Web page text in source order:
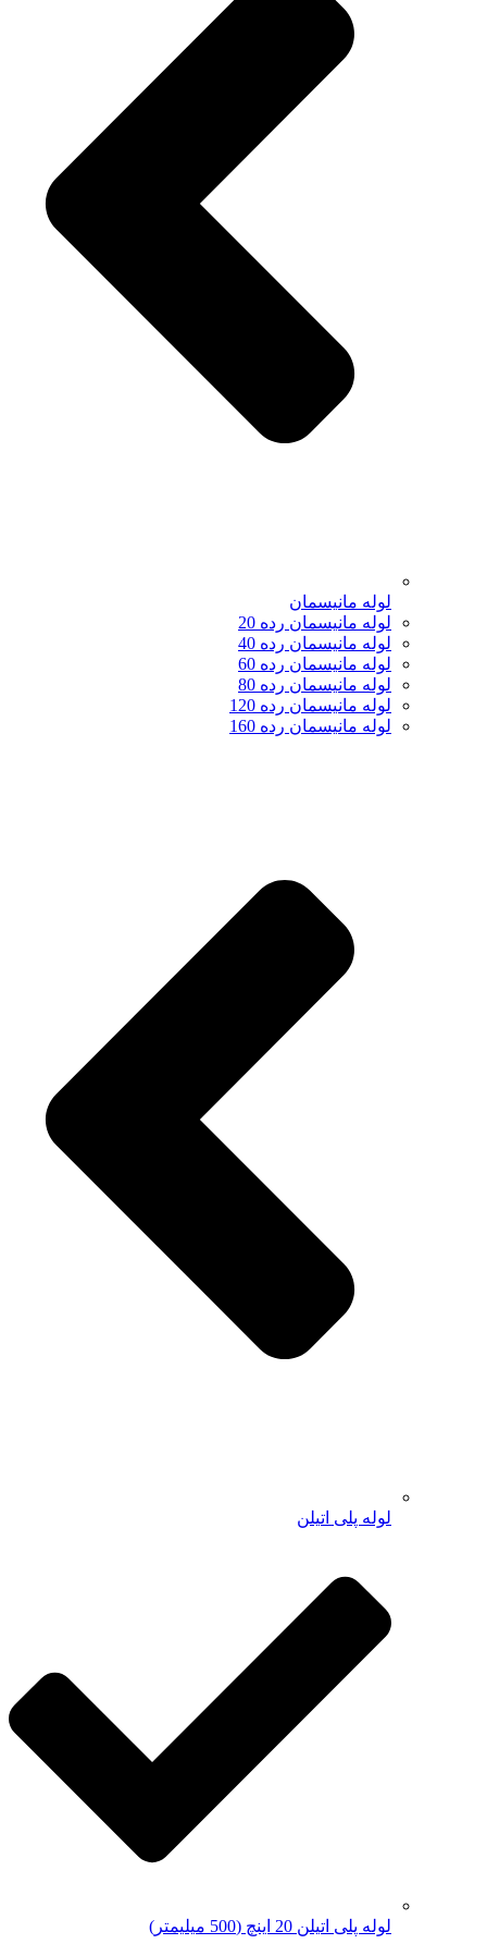
لوله مانیسمان
لوله مانیسمان رده 20
لوله مانیسمان رده 40
لوله مانیسمان رده 60
لوله مانیسمان رده 80
لوله مانیسمان رده 120
لوله مانیسمان رده 160
لوله پلی اتیلن
لوله پلی اتیلن 20 اینچ (500 میلیمتر)